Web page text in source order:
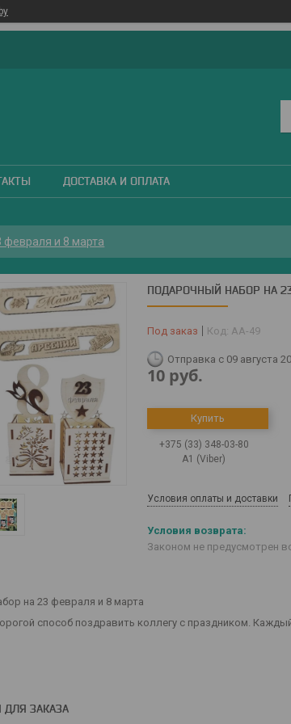
ДОСТАВКА И ОПЛАТА
февраля и 8 марта
ПОДАРОЧНЫЙ НАБОР НА
Под заказ Код: АА-49
Отправка с 09 августа
10 руб.
Купить
+375 (33) 348-03-80
А1 (Viber)
Условия оплаты и доставки
Законом не предусмотрен
на 23 февраля и 8 марта
способ поздравить коллегу с праздником.
ЗАКАЗА